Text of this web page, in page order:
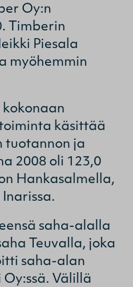
Oy:n
Timberin
Piesala
myöhemmin
kokonaan
käsittää
tuotannon ja
2008 oli 123,0
Hankasalmella,
Inarissa.
saha-alalla
Teuvalla, joka
saha-alan
Välillä